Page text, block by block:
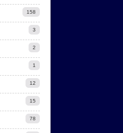
158
3
2
1
12
15
78